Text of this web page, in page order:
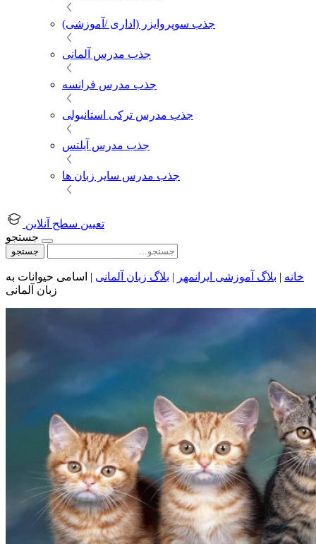
جذب سوپروایزر (اداری /آموزشی)
جذب مدرس آلمانی
جذب مدرس فرانسه
جذب مدرس ترکی استانبولی
جذب مدرس آیلتس
جذب مدرس سایر زبان ها
تعیین سطح آنلاین
جستجو
جستجو
خانه | بلاگ آموزشی ایرانمهر | بلاگ زبان آلمانی | اسامی حیوانات به
زبان آلمانی